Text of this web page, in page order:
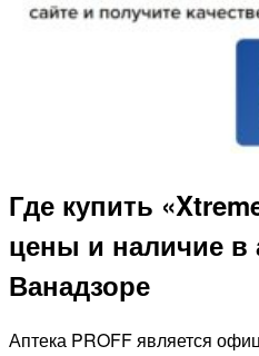
Где купить
цены и наличие в
Ванадзоре
Аптека PROFF является